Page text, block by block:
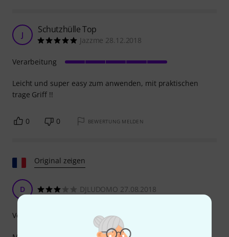
J Schutzhülle Top
Jazzme 28.12.2018
Leicht und super easy zum anwenden, mit praktischen
trage Griff !!
Verarbeitung
0 0 BEWERTUNG MELDEN
Original zeigen
D DJLUDOMO 27.08.2018
Verarbeitung